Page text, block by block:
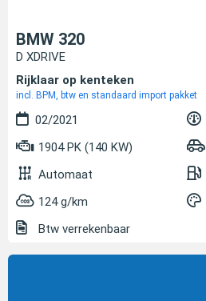
BMW 320
D XDRIVE
Rijklaar op kenteken
incl. BPM, btw en standaard import pakket
02/2021
1904 PK (140 KW)
Automaat
124 g/km
Btw verrekenbaar